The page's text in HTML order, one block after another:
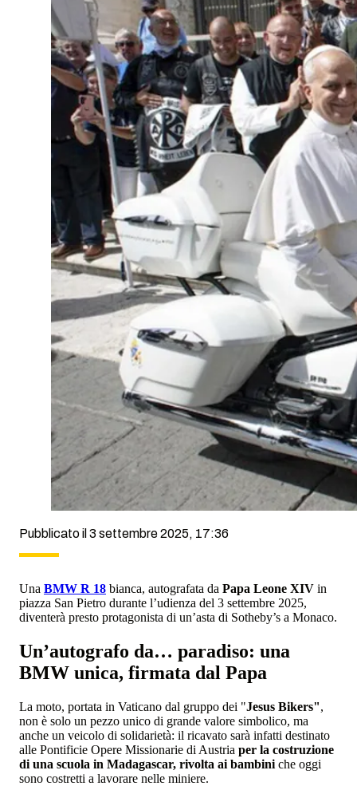
Pubblicato il 3 settembre 2025, 17:36
Una BMW R 18 bianca, autografata da Papa Leone XIV in
piazza San Pietro durante l’udienza del 3 settembre 2025,
diventerà presto protagonista di un’asta di Sotheby’s a Monaco.
Un’autografo da… paradiso: una
BMW unica, firmata dal Papa
La moto, portata in Vaticano dal gruppo dei "Jesus Bikers",
non è solo un pezzo unico di grande valore simbolico, ma
anche un veicolo di solidarietà: il ricavato sarà infatti destinato
alle Pontificie Opere Missionarie di Austria per la costruzione
di una scuola in Madagascar, rivolta ai bambini che oggi
sono costretti a lavorare nelle miniere.